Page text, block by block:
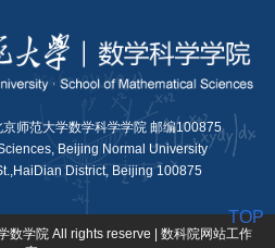
师范大学数学科学学院 邮编100875
Beijing Normal University
District, Beijing 100875
学院 All rights reserve | 数科院网站工作
TOP